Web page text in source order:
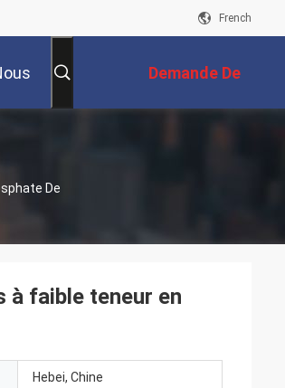
French
Demande De
Soumission
De
à faible teneur en
Hebei, Chine